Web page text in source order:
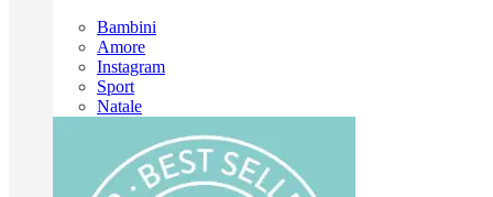
Bambini
Amore
Instagram
Sport
Natale